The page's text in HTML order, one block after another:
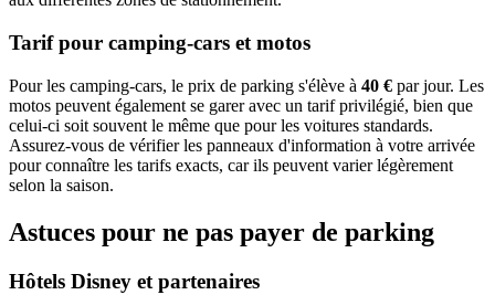
Tarif pour camping-cars et motos
Pour les camping-cars, le prix de parking s'élève à 40 € par jour. Les
motos peuvent également se garer avec un tarif privilégié, bien que
celui-ci soit souvent le même que pour les voitures standards.
Assurez-vous de vérifier les panneaux d'information à votre arrivée
pour connaître les tarifs exacts, car ils peuvent varier légèrement
selon la saison.
Astuces pour ne pas payer de parking
Hôtels Disney et partenaires